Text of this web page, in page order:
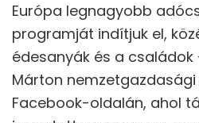
Európa legnagyobb
programját indítjuk el,
édesanyák és a családok
Márton
Facebook-oldalán, ahol